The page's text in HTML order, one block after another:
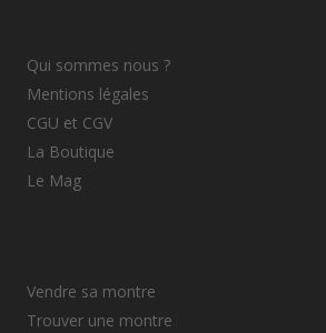
Qui sommes nous ?
Mentions légales
CGU et CGV
La Boutique
Le Mag
Vendre sa montre
Trouver une montre